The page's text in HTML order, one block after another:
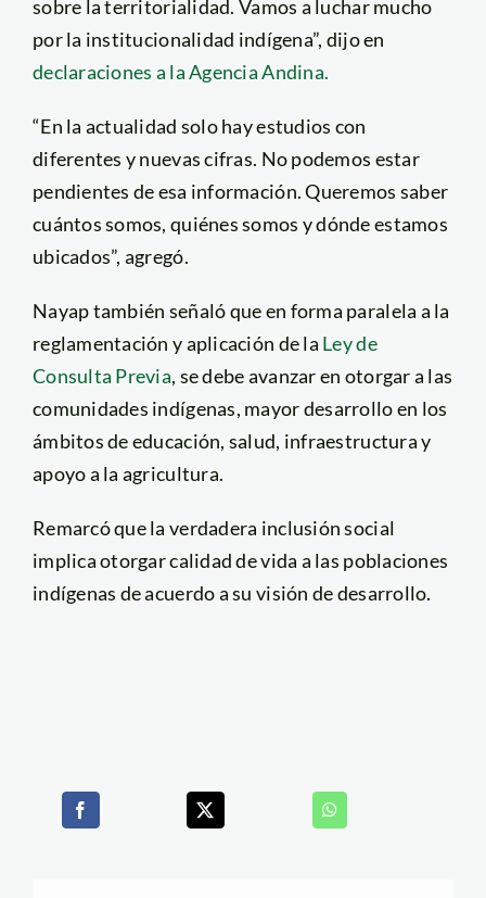
sobre la territorialidad. Vamos a luchar mucho
por la institucionalidad indígena”, dijo en
declaraciones a la Agencia Andina.
“En la actualidad solo hay estudios con
diferentes y nuevas cifras. No podemos estar
pendientes de esa información. Queremos saber
cuántos somos, quiénes somos y dónde estamos
ubicados”, agregó.
Nayap también señaló que en forma paralela a la
reglamentación y aplicación de la Ley de
Consulta Previa, se debe avanzar en otorgar a las
comunidades indígenas, mayor desarrollo en los
ámbitos de educación, salud, infraestructura y
apoyo a la agricultura.
Remarcó que la verdadera inclusión social
implica otorgar calidad de vida a las poblaciones
indígenas de acuerdo a su visión de desarrollo.